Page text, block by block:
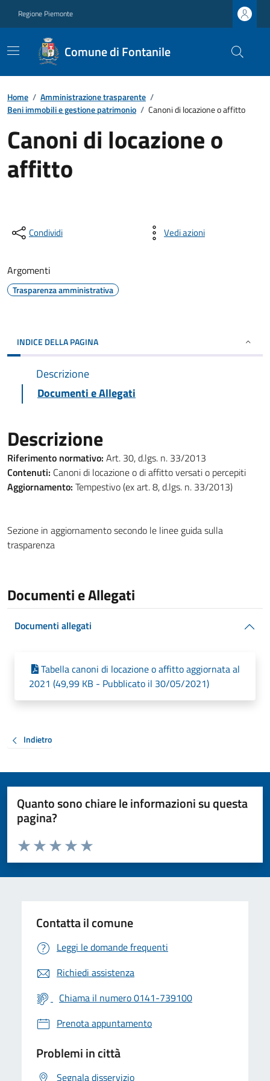
Regione Piemonte
Comune di Fontanile
Home / Amministrazione trasparente /
Beni immobili e gestione patrimonio / Canoni di locazione o affitto
Canoni di locazione o
affitto
Condividi Vedi azioni
Argomenti
Trasparenza amministrativa
INDICE DELLA PAGINA
Descrizione
Documenti e Allegati
Descrizione
Riferimento normativo: Art. 30, d.lgs. n. 33/2013
Contenuti: Canoni di locazione o di affitto versati o percepiti
Aggiornamento: Tempestivo (ex art. 8, d.lgs. n. 33/2013)
Sezione in aggiornamento secondo le linee guida sulla
trasparenza
Documenti e Allegati
Documenti allegati
Tabella canoni di locazione o affitto aggiornata al
2021 (49,99 KB - Pubblicato il 30/05/2021)
Indietro
Quanto sono chiare le informazioni su questa
pagina?
Valuta da 1 a 5 stelle la pagina
Valuta 5 stelle su 5
Valuta 4 stelle su 5
Valuta 3 stelle su 5
Valuta 2 stelle su 5
Valuta 1 stelle su 5
Contatta il comune
Leggi le domande frequenti
Richiedi assistenza
Chiama il numero 0141-739100
Prenota appuntamento
Problemi in città
Segnala disservizio